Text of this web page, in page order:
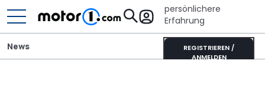
persönlichere
Erfahrung
REGISTRIEREN /
ANMELDEN
News